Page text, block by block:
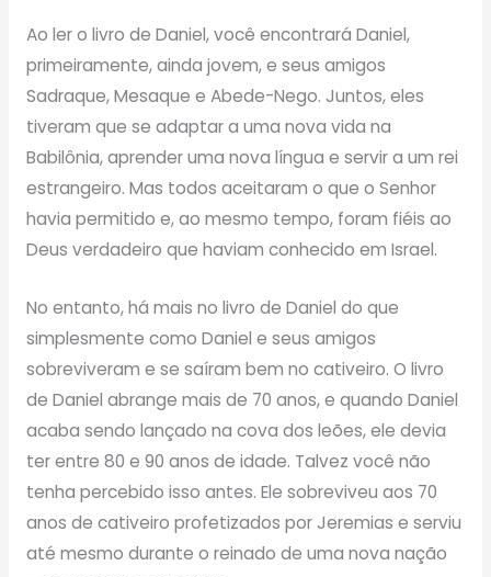
Ao ler o livro de Daniel, você encontrará Daniel,
primeiramente, ainda jovem, e seus amigos
Sadraque, Mesaque e Abede-Nego. Juntos, eles
tiveram que se adaptar a uma nova vida na
Babilônia, aprender uma nova língua e servir a um rei
estrangeiro. Mas todos aceitaram o que o Senhor
havia permitido e, ao mesmo tempo, foram fiéis ao
Deus verdadeiro que haviam conhecido em Israel.
No entanto, há mais no livro de Daniel do que
simplesmente como Daniel e seus amigos
sobreviveram e se saíram bem no cativeiro. O livro
de Daniel abrange mais de 70 anos, e quando Daniel
acaba sendo lançado na cova dos leões, ele devia
ter entre 80 e 90 anos de idade. Talvez você não
tenha percebido isso antes. Ele sobreviveu aos 70
anos de cativeiro profetizados por Jeremias e serviu
até mesmo durante o reinado de uma nova nação